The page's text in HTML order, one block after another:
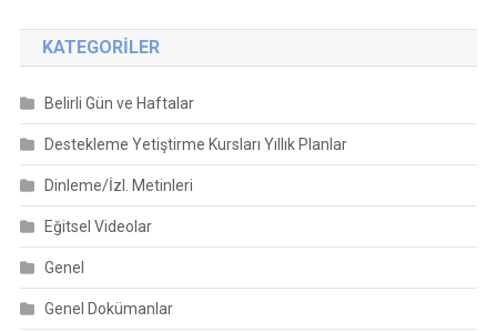
KATEGORILER
Belirli Gün ve Haftalar
Destekleme Yetiştirme Kursları Yıllık Planlar
Dinleme/İzl. Metinleri
Eğitsel Videolar
Genel
Genel Dokümanlar